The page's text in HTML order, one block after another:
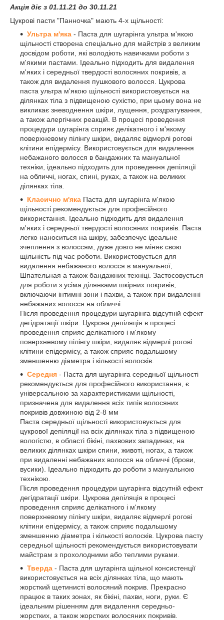
Акція діє з 01.11.21 до 30.11.21
Цукрові пасти "Панночка" мають 4-х щільності:
Ультра м'яка - Паста для шугарінга ультра м'якою
щільності створена спеціально для майстрів з великим
досвідом роботи, які володіють навичками роботи з
м'якими пастами. Ідеально підходить для видалення
м'яких і середньої твердості волосяних покривів, а
також для видалення пушкового волосся. Цукрова
паста ультра м'якою щільності використовується на
ділянках тіла з підвищеною сухістю, при цьому вона не
викликає зневоднення шкіри, лущення, роздратування,
а також алергічних реакцій. В процесі проведення
процедури шугарінга сприяє делікатного і м'якому
поверхневому пілінгу шкіри, видаляє відмерлі рогові
клітини епідермісу. Використовується для видалення
небажаного волосся в бандажних та мануальної
техніки, ідеально підходить для проведення депіляції
на обличчі, ногах, спині, руках, а також на великих
ділянках тіла.
Класично м'яка Паста для шугарінга м'якою
щільності рекомендується для професійного
використання. Ідеально підходить для видалення
м'яких і середньої твердості волосяних покривів. Паста
легко наноситься на шкіру, забезпечує ідеальне
зчеплення з волоссям, дуже довго не міняє свою
щільність під час роботи. Використовується для
видалення небажаного волосся в мануальної,
Шпательная а також бандажних техніці. Застосовується
для роботи з усіма ділянками шкірних покривів,
включаючи інтимні зони і пахви, а також при видаленні
небажаних волосся на обличчі.
Після проведення процедури шугарінга відсутній ефект
дегідратації шкіри. Цукрова депіляція в процесі
проведення сприяє делікатного і м'якому
поверхневому пілінгу шкіри, видаляє відмерлі рогові
клітини епідермісу, а також сприяє подальшому
зменшенню діаметра і кількості волосків.
Середня - Паста для шугарінга середньої щільності
рекомендується для професійного використання, є
універсальною за характеристиками щільності,
призначена для видалення всіх типів волосяних
покривів довжиною від 2-8 мм
Паста середньої щільності використовується для
цукрової депіляції на всіх ділянках тіла з підвищеною
вологістю, в області бікіні, пахвових западинах, на
великих ділянках шкіри спини, животі, ногах, а також
при видаленні небажаних волосся на обличчі (брови,
вусики). Ідеально підходить до роботи з мануальною
технікою.
Після проведення процедури шугарінга відсутній ефект
дегідратації шкіри. Цукрова депіляція в процесі
проведення сприяє делікатного і м'якому
поверхневому пілінгу шкіри, видаляє відмерлі рогові
клітини епідермісу, а також сприяє подальшому
зменшенню діаметра і кількості волосків. Цукрова пасту
середньої щільності рекомендується використовувати
майстрам з прохолодними або теплими руками.
Тверда - Паста для шугарінга щільної консистенції
використовується на всіх ділянках тіла, що мають
жорсткий щетинисті волосяний покрив. Прекрасно
працює в таких зонах, як бікіні, пахви, ноги, руки. Є
ідеальним рішенням для видалення середньо-
жорстких, а також жорстких волосяних покривів.